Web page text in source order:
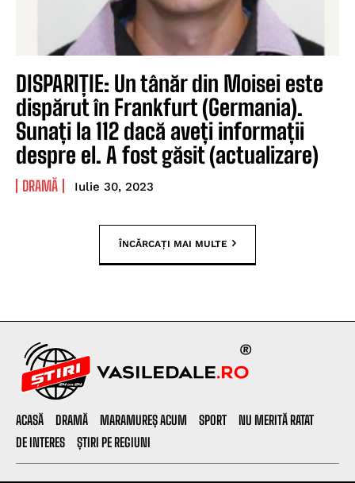
DISPARIȚIE: Un tânăr din Moisei este
dispărut în Frankfurt (Germania).
Sunați la 112 dacă aveți informații
despre el. A fost găsit (actualizare)
DRAMĂ Iulie 30, 2023
ÎNCĂRCAȚI MAI MULTE
ACASĂ DRAMĂ MARAMUREȘ ACUM SPORT
NU MERITĂ RATAT
DE INTERES
ȘTIRI PE REGIUNI